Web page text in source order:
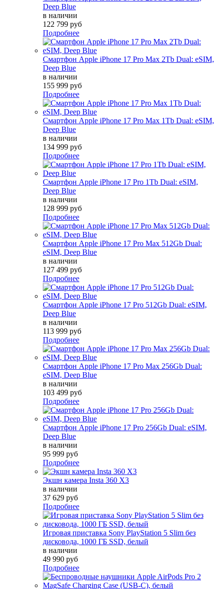
Deep Blue
в наличии
122 799 руб
Подробнее
Смартфон Apple iPhone 17 Pro Max 2Tb Dual: eSIM,
Deep Blue
в наличии
155 999 руб
Подробнее
Смартфон Apple iPhone 17 Pro Max 1Tb Dual: eSIM,
Deep Blue
в наличии
134 999 руб
Подробнее
Смартфон Apple iPhone 17 Pro 1Tb Dual: eSIM,
Deep Blue
в наличии
128 999 руб
Подробнее
Смартфон Apple iPhone 17 Pro Max 512Gb Dual:
eSIM, Deep Blue
в наличии
127 499 руб
Подробнее
Смартфон Apple iPhone 17 Pro 512Gb Dual: eSIM,
Deep Blue
в наличии
113 999 руб
Подробнее
Смартфон Apple iPhone 17 Pro Max 256Gb Dual:
eSIM, Deep Blue
в наличии
103 499 руб
Подробнее
Смартфон Apple iPhone 17 Pro 256Gb Dual: eSIM,
Deep Blue
в наличии
95 999 руб
Подробнее
Экшн камера Insta 360 X3
в наличии
37 629 руб
Подробнее
Игровая приставка Sony PlayStation 5 Slim без
дисковода, 1000 ГБ SSD, белый
в наличии
49 990 руб
Подробнее